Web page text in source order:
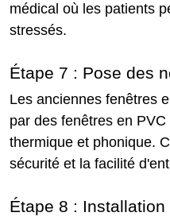
médical où les patients
stressés.
Étape 7 : Pose des
Les anciennes fenêtres
par des fenêtres en
thermique et phonique.
sécurité et la facilité
Étape 8 :